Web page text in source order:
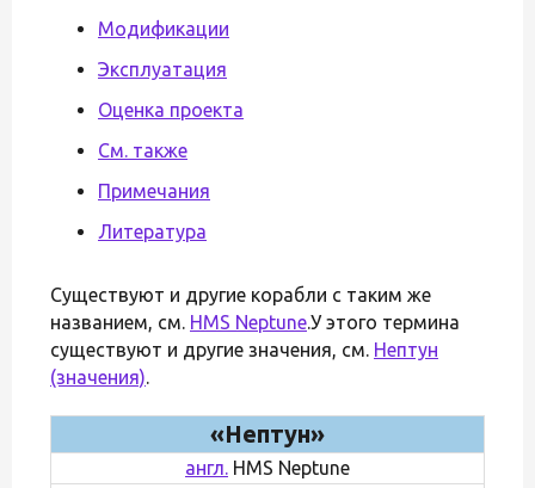
Модификации
Эксплуатация
Оценка проекта
См. также
Примечания
Литература
Существуют и другие корабли с таким же
названием, см. HMS Neptune.У этого термина
существуют и другие значения, см. Нептун
(значения).
«Нептун»
англ. HMS Neptune